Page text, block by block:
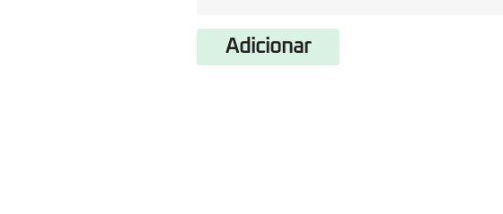
Adicionar